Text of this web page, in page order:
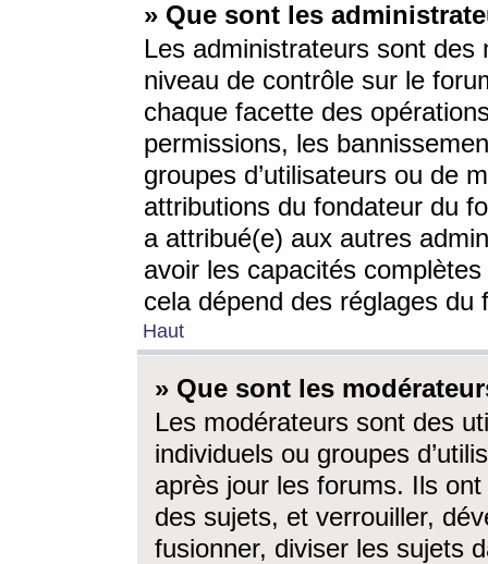
» Que sont les
Les administrateurs sont
niveau de contrôle sur le
chaque facette des
permissions, les
groupes d’utilisateurs ou de
attributions du fondateur du
a attribué(e) aux autres
avoir les capacités
cela dépend des réglages du
Haut
» Que sont les
Les modérateurs sont des
individuels ou groupes
après jour les forums. Ils ont
des sujets, et verrouiller,
fusionner, diviser les sujets